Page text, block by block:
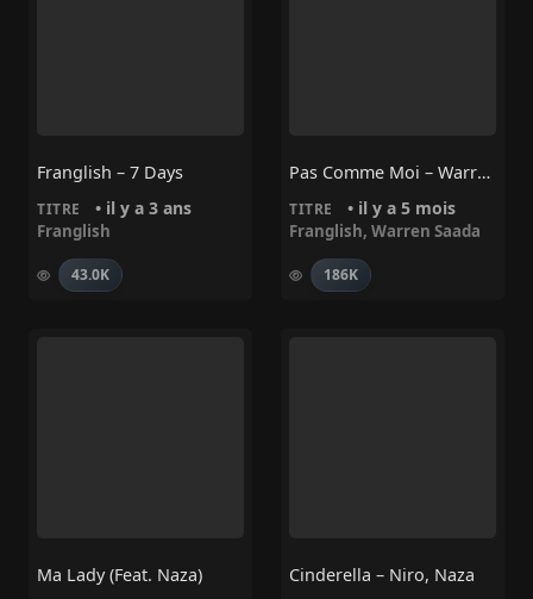
Franglish – 7 Days
TITRE • il y a 3 ans
Franglish
43.0K
Pas Comme Moi – Warren Saada, Franglish
TITRE • il y a 5 mois
Franglish, Warren Saada
186K
Ma Lady (Feat. Naza) Cinderella – Niro, Naza